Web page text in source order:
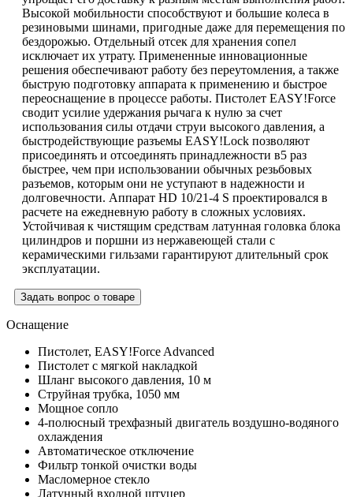
Высокой мобильности способствуют и большие колеса в
резиновыми шинами, пригодные даже для перемещения по
бездорожью. Отдельный отсек для хранения сопел
исключает их утрату. Примененные инновационные
решения обеспечивают работу без переутомления, а также
быструю подготовку аппарата к применению и быстрое
переоснащение в процессе работы. Пистолет EASY!Force
сводит усилие удержания рычага к нулю за счет
использования силы отдачи струи высокого давления, а
быстродействующие разъемы EASY!Lock позволяют
присоединять и отсоединять принадлежности в5 раз
быстрее, чем при использовании обычных резьбовых
разъемов, которым они не уступают в надежности и
долговечности. Аппарат HD 10/21-4 S проектировался в
расчете на ежедневную работу в сложных условиях.
Устойчивая к чистящим средствам латунная головка блока
цилиндров и поршни из нержавеющей стали с
керамическими гильзами гарантируют длительный срок
эксплуатации.
Задать вопрос о товаре
Оснащение
Пистолет, EASY!Force Advanced
Пистолет с мягкой накладкой
Шланг высокого давления, 10 м
Струйная трубка, 1050 мм
Мощное сопло
4-полюсный трехфазный двигатель воздушно-водяного
охлаждения
Автоматическое отключение
Фильтр тонкой очистки воды
Масломерное стекло
Латунный входной штуцер